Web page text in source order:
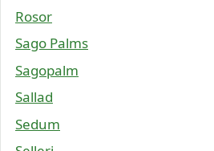
Rosor
Sago Palms
Sagopalm
Sallad
Sedum